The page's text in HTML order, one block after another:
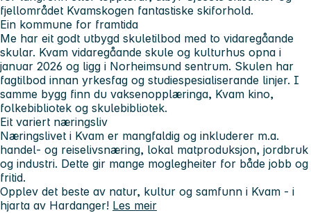
fjellområdet Kvamskogen fantastiske skiforhold.
Ein kommune for framtida
Me har eit godt utbygd skuletilbod med to vidaregåande
skular. Kvam vidaregåande skule og kulturhus opna i
januar 2026 og ligg i Norheimsund sentrum. Skulen har
fagtilbod innan yrkesfag og studiespesialiserande linjer. I
samme bygg finn du vaksenopplæringa, Kvam kino,
folkebibliotek og skulebibliotek.
Eit variert næringsliv
Næringslivet i Kvam er mangfaldig og inkluderer m.a.
handel- og reiselivsnæring, lokal matproduksjon, jordbruk
og industri. Dette gir mange moglegheiter for både jobb og
fritid.
Opplev det beste av natur, kultur og samfunn i Kvam - i
hjarta av Hardanger! Les meir